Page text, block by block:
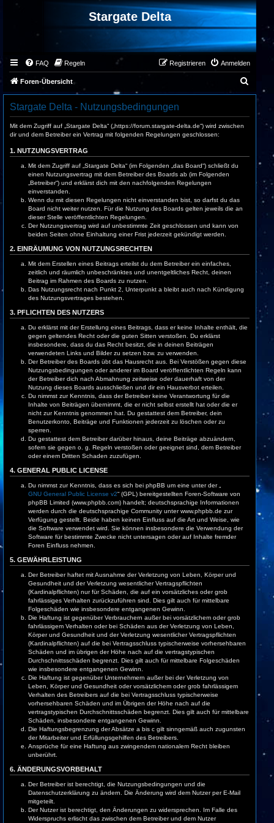
Stargate Delta
FAQ Regeln Anmelden
Registrieren
Foren-Übersicht
u
Stargate Delta - Nutzungsbedingungen
Mit dem Zugriff auf „Stargate Delta“ („https://forum.stargate-delta.de“) wird zwischen
dir und dem Betreiber ein Vertrag mit folgenden Regelungen geschlossen:
1. NUTZUNGSVERTRAG
Mit dem Zugriff auf „Stargate Delta“ (im Folgenden „das Board“) schließt du
einen Nutzungsvertrag mit dem Betreiber des Boards ab (im Folgenden
„Betreiber“) und erklärst dich mit den nachfolgenden Regelungen
einverstanden.
Wenn du mit diesen Regelungen nicht einverstanden bist, so darfst du das
Board nicht weiter nutzen. Für die Nutzung des Boards gelten jeweils die an
dieser Stelle veröffentlichten Regelungen.
Der Nutzungsvertrag wird auf unbestimmte Zeit geschlossen und kann von
beiden Seiten ohne Einhaltung einer Frist jederzeit gekündigt werden.
2. EINRÄUMUNG VON NUTZUNGSRECHTEN
Mit dem Erstellen eines Beitrags erteilst du dem Betreiber ein einfaches,
zeitlich und räumlich unbeschränktes und unentgeltliches Recht, deinen
Beitrag im Rahmen des Boards zu nutzen.
Das Nutzungsrecht nach Punkt 2, Unterpunkt a bleibt auch nach Kündigung
des Nutzungsvertrages bestehen.
3. PFLICHTEN DES NUTZERS
Du erklärst mit der Erstellung eines Beitrags, dass er keine Inhalte enthält, die
gegen geltendes Recht oder die guten Sitten verstoßen. Du erklärst
insbesondere, dass du das Recht besitzt, die in deinen Beiträgen
verwendeten Links und Bilder zu setzen bzw. zu verwenden.
Der Betreiber des Boards übt das Hausrecht aus. Bei Verstößen gegen diese
Nutzungsbedingungen oder anderer im Board veröffentlichten Regeln kann
der Betreiber dich nach Abmahnung zeitweise oder dauerhaft von der
Nutzung dieses Boards ausschließen und dir ein Hausverbot erteilen.
Du nimmst zur Kenntnis, dass der Betreiber keine Verantwortung für die
Inhalte von Beiträgen übernimmt, die er nicht selbst erstellt hat oder die er
nicht zur Kenntnis genommen hat. Du gestattest dem Betreiber, dein
Benutzerkonto, Beiträge und Funktionen jederzeit zu löschen oder zu
sperren.
Du gestattest dem Betreiber darüber hinaus, deine Beiträge abzuändern,
sofern sie gegen o. g. Regeln verstoßen oder geeignet sind, dem Betreiber
oder einem Dritten Schaden zuzufügen.
4. GENERAL PUBLIC LICENSE
Du nimmst zur Kenntnis, dass es sich bei phpBB um eine unter der „
GNU General Public License v2“ (GPL) bereitgestellten Foren-Software von
phpBB Limited (www.phpbb.com) handelt; deutschsprachige Informationen
werden durch die deutschsprachige Community unter www.phpbb.de zur
Verfügung gestellt. Beide haben keinen Einfluss auf die Art und Weise, wie
die Software verwendet wird. Sie können insbesondere die Verwendung der
Software für bestimmte Zwecke nicht untersagen oder auf Inhalte fremder
Foren Einfluss nehmen.
5. GEWÄHRLEISTUNG
Der Betreiber haftet mit Ausnahme der Verletzung von Leben, Körper und
Gesundheit und der Verletzung wesentlicher Vertragspflichten
(Kardinalpflichten) nur für Schäden, die auf ein vorsätzliches oder grob
fahrlässiges Verhalten zurückzuführen sind. Dies gilt auch für mittelbare
Folgeschäden wie insbesondere entgangenen Gewinn.
Die Haftung ist gegenüber Verbrauchern außer bei vorsätzlichem oder grob
fahrlässigem Verhalten oder bei Schäden aus der Verletzung von Leben,
Körper und Gesundheit und der Verletzung wesentlicher Vertragspflichten
(Kardinalpflichten) auf die bei Vertragsschluss typischerweise vorhersehbaren
Schäden und im übrigen der Höhe nach auf die vertragstypischen
Durchschnittsschäden begrenzt. Dies gilt auch für mittelbare Folgeschäden
wie insbesondere entgangenen Gewinn.
Die Haftung ist gegenüber Unternehmern außer bei der Verletzung von
Leben, Körper und Gesundheit oder vorsätzlichem oder grob fahrlässigem
Verhalten des Betreibers auf die bei Vertragsschluss typischerweise
vorhersehbaren Schäden und im Übrigen der Höhe nach auf die
vertragstypischen Durchschnittsschäden begrenzt. Dies gilt auch für mittelbare
Schäden, insbesondere entgangenen Gewinn.
Die Haftungsbegrenzung der Absätze a bis c gilt sinngemäß auch zugunsten
der Mitarbeiter und Erfüllungsgehilfen des Betreibers.
Ansprüche für eine Haftung aus zwingendem nationalem Recht bleiben
unberührt.
6. ÄNDERUNGSVORBEHALT
Der Betreiber ist berechtigt, die Nutzungsbedingungen und die
Datenschutzerklärung zu ändern. Die Änderung wird dem Nutzer per E-Mail
mitgeteilt.
Der Nutzer ist berechtigt, den Änderungen zu widersprechen. Im Falle des
Widerspruchs erlischt das zwischen dem Betreiber und dem Nutzer